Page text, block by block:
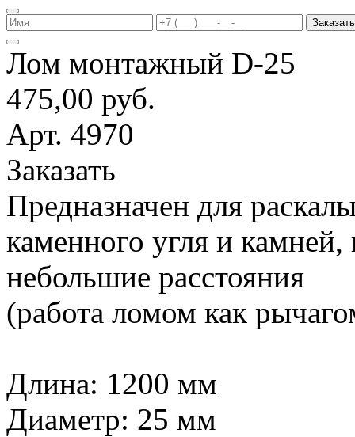
Заказать
Лом монтажный D-25
475,00 руб.
Арт. 4970
Заказать
Предназначен для
каменного угля и
небольшие расстояния
(работа ломом как
Длина: 1200 мм
Диаметр: 25 мм